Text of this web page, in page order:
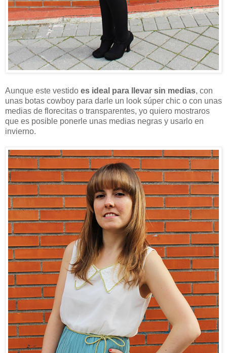
Aunque este vestido es ideal para llevar sin medias, con
unas botas cowboy para darle un look súper chic o con unas
medias de florecitas o transparentes, yo quiero mostraros
que es posible ponerle unas medias negras y usarlo en
invierno.